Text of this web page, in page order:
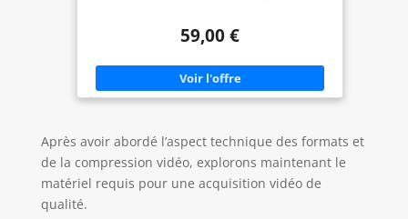
Seuil, radio, temps d'attaque, filtres side
59,00 €
Après avoir abordé l’aspect technique des formats et
de la compression vidéo, explorons maintenant le
matériel requis pour une acquisition vidéo de
qualité.